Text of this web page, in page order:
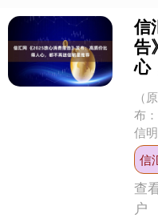
信
告
心
（
布
信
现
速信
查
户